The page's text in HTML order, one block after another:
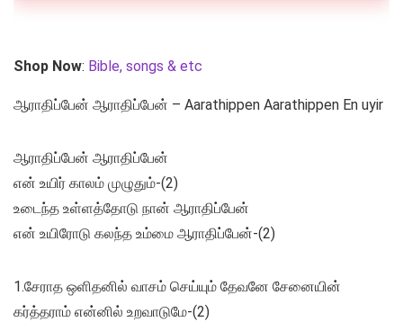
Shop Now: Bible, songs & etc
ஆராதிப்பேன் ஆராதிப்பேன் – Aarathippen Aarathippen En uyir
ஆராதிப்பேன் ஆராதிப்பேன்
என் உயிர் காலம் முழுதும்-(2)
உடைந்த உள்ளத்தோடு நான் ஆராதிப்பேன்
என் உயிரோடு கலந்த உம்மை ஆராதிப்பேன்-(2)
1.சேராத ஒளிதனில் வாசம் செய்யும் தேவனே சேனையின்
கர்த்தராம் என்னில் உறவாடுமே-(2)